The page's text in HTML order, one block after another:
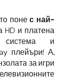
понес най-
HD и платена
система и
плейъри! А,
за игри